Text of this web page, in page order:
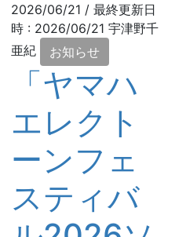
2026/06/21 / 最終更新日
時 : 2026/06/21 宇津野千
亜紀
お知らせ
「ヤマハ
エレクト
ーンフェ
スティバ